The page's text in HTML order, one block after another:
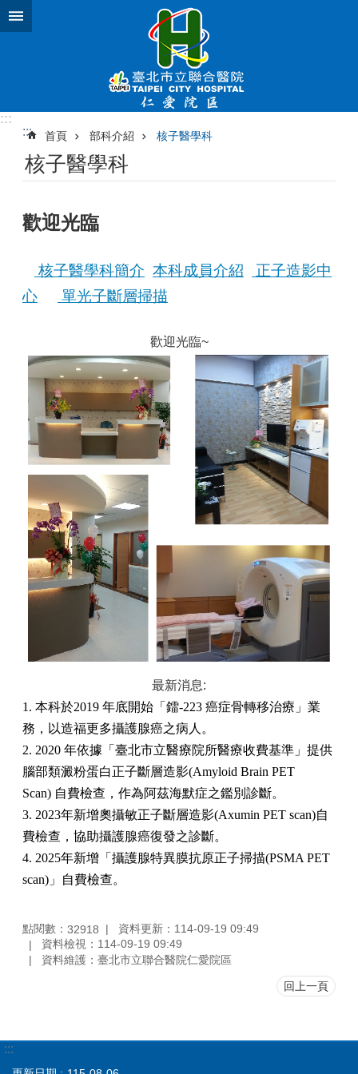
跳到主要內容區塊
:::
:::
首頁 部科介紹 核子醫學科
核子醫學科
歡迎光臨
核子醫學科簡介 本科成員介紹
正子造影中
心
單光子斷層掃描
歡迎光臨~
最新消息:
1. 本科於2019 年底開始「鐳-223 癌症骨轉移治療」業
務，以造福更多攝護腺癌之病人。
2. 2020 年依據「臺北市立醫療院所醫療收費基準」提供
腦部類澱粉蛋白正子斷層造影(Amyloid Brain PET
Scan) 自費檢查，作為阿茲海默症之鑑別診斷。
3. 2023年新增奧攝敏正子斷層造影(Axumin PET scan)自
費檢查，協助攝護腺癌復發之診斷。
4. 2025年新增「攝護腺特異膜抗原正子掃描(PSMA PET
scan)」自費檢查。
點閱數： 32918
資料更新：114-09-19 09:49
資料檢視：114-09-19 09:49
資料維護：臺北市立聯合醫院仁愛院區
回上一頁
:::